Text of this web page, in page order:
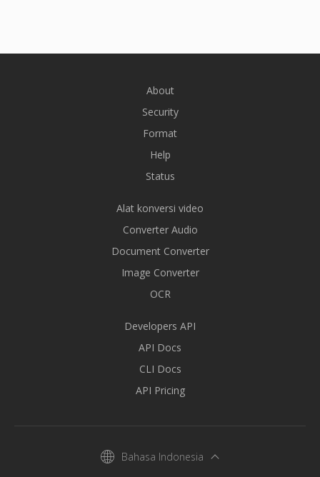
About
Security
Format
Help
Status
Alat konversi video
Converter Audio
Document Converter
Image Converter
OCR
Developers API
API Docs
CLI Docs
API Pricing
Bahasa Indonesia